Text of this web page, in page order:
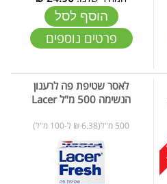
הוסף לסל
פרטים נוספים
לאסר שטיפת פה לרענון
הנשימה 500 מ"ל Lacer
500 מ"ל(6.38 ₪ ל-100 מ"ל)